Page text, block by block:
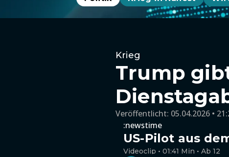
Krieg
Trump
Veröffentlicht: 05.04.2026 •
:newstime
US-Pilot aus
Videoclip • 01:41 Min • Ab 12